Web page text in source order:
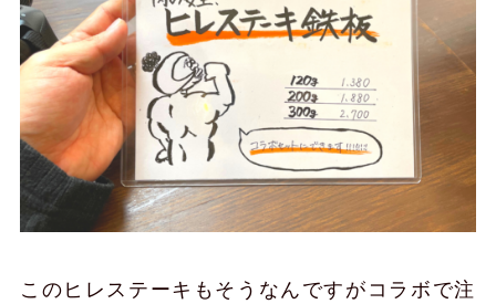
このヒレステーキもそうなんですがコラボで注